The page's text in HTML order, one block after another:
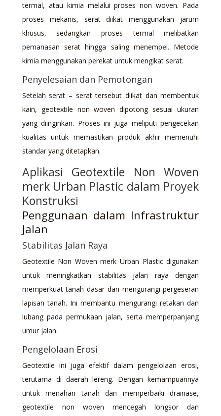
termal, atau kimia melalui proses non woven. Pada
proses mekanis, serat diikat menggunakan jarum
khusus, sedangkan proses termal melibatkan
pemanasan serat hingga saling menempel. Metode
kimia menggunakan perekat untuk mengikat serat.
Penyelesaian dan Pemotongan
Setelah serat – serat tersebut diikat dan membentuk
kain, geotextile non woven dipotong sesuai ukuran
yang diinginkan. Proses ini juga meliputi pengecekan
kualitas untuk memastikan produk akhir memenuhi
standar yang ditetapkan.
Aplikasi Geotextile Non Woven
merk Urban Plastic dalam Proyek
Konstruksi
Penggunaan dalam Infrastruktur
Jalan
Stabilitas Jalan Raya
Geotextile Non Woven merk Urban Plastic digunakan
untuk meningkatkan stabilitas jalan raya dengan
memperkuat tanah dasar dan mengurangi pergeseran
lapisan tanah. Ini membantu mengurangi retakan dan
lubang pada permukaan jalan, serta memperpanjang
umur jalan.
Pengelolaan Erosi
Geotextile ini juga efektif dalam pengelolaan erosi,
terutama di daerah lereng. Dengan kemampuannya
untuk menahan tanah dan memperbaiki drainase,
geotextile non woven mencegah longsor dan